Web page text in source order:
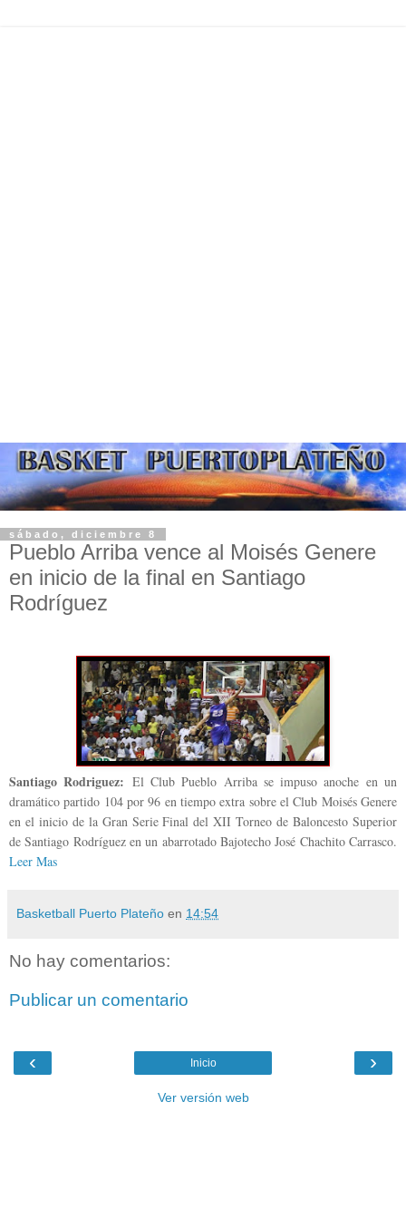
sábado, diciembre 8
Pueblo Arriba vence al Moisés Genere
en inicio de la final en Santiago
Rodríguez
Santiago Rodriguez: El Club Pueblo Arriba se impuso anoche en un
dramático partido 104 por 96 en tiempo extra sobre el Club Moisés Genere
en el inicio de la Gran Serie Final del XII Torneo de Baloncesto Superior
de Santiago Rodríguez en un abarrotado Bajotecho José Chachito Carrasco.
Leer Mas
Basketball Puerto Plateño en 14:54
No hay comentarios:
Publicar un comentario
‹ ›
Inicio
Ver versión web